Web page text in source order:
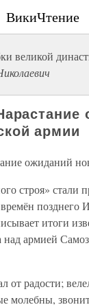
ВикиЧтение
великой
армии
ожиданий
строя» стали
позднего
итоги
над армией
от радости;
молебны,